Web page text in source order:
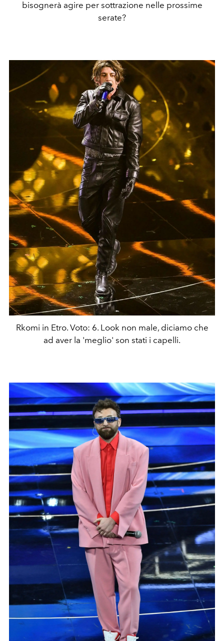
bisognerà agire per sottrazione nelle prossime
serate?
Rkomi in Etro. Voto: 6. Look non male, diciamo che
ad aver la 'meglio' son stati i capelli.